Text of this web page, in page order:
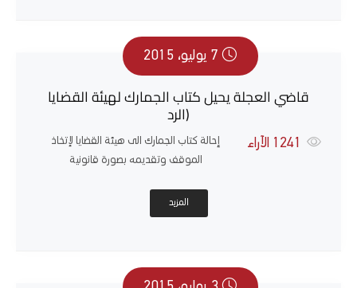
7 يوليو، 2015
قاضي العجلة يحيل كتاب الجمارك لهيئة القضايا
(الرد
الآراء
إحالة كتاب الجمارك الى هيئة القضايا لإتخاذ
الموقف وتقديمه بصورة قانونية
المزيد